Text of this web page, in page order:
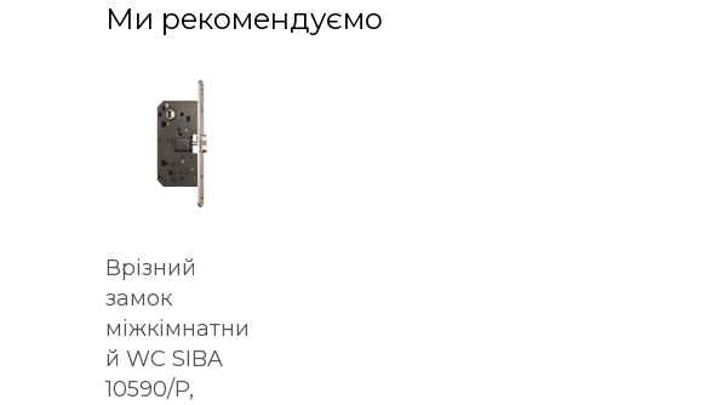
Ми рекомендуємо
Врізний
замок
міжкімнатни
й WC SIBA
10590/P,